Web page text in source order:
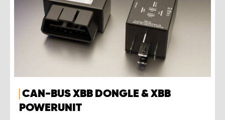
CAN-BUS XBB DONGLE & XBB
POWERUNIT